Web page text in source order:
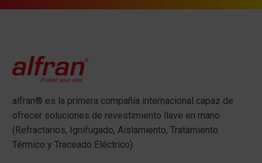
alfran® es la primera compañía internacional capaz de
ofrecer soluciones de revestimiento llave en mano
(Refractarios, Ignifugado, Aislamiento, Tratamiento
Térmico y Traceado Eléctrico).